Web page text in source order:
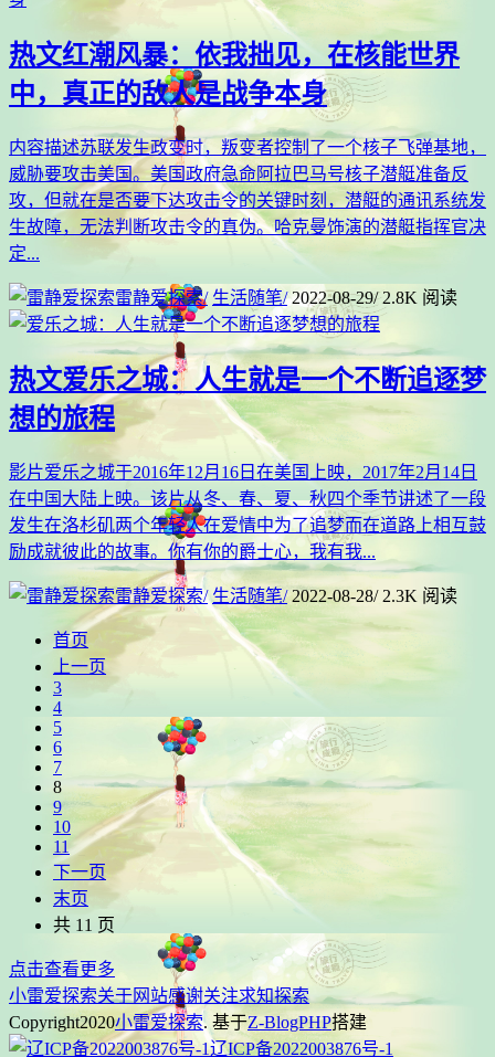
热文红潮风暴：依我拙见，在核能世界
中，真正的敌人是战争本身
内容描述苏联发生政变时，叛变者控制了一个核子飞弹基地，
威胁要攻击美国。美国政府急命阿拉巴马号核子潜艇准备反
攻，但就在是否要下达攻击令的关键时刻，潜艇的通讯系统发
生故障，无法判断攻击令的真伪。哈克曼饰演的潜艇指挥官决
定...
雷静爱探索/ 生活随笔/ 2022-08-29/ 2.8K 阅读
热文爱乐之城：人生就是一个不断追逐梦
想的旅程
影片爱乐之城于2016年12月16日在美国上映，2017年2月14日
在中国大陆上映。该片从冬、春、夏、秋四个季节讲述了一段
发生在洛杉矶两个年轻人在爱情中为了追梦而在道路上相互鼓
励成就彼此的故事。你有你的爵士心，我有我...
雷静爱探索/ 生活随笔/ 2022-08-28/ 2.3K 阅读
首页
上一页
3
4
5
6
7
8
9
10
11
下一页
末页
共 11 页
点击查看更多
小雷爱探索关于网站感谢关注求知探索
Copyright2020小雷爱探索. 基于Z-BlogPHP搭建
辽ICP备2022003876号-1